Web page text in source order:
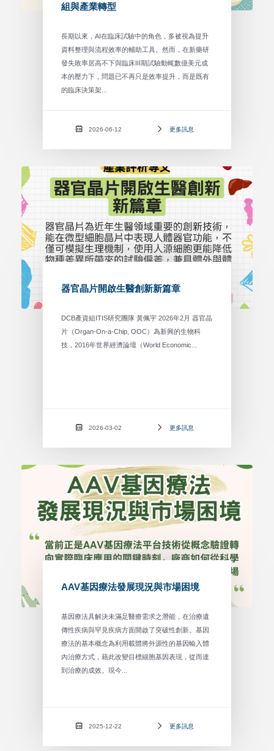
組與產業轉型
長期以來，AI在臨床試驗中的角色，多被視為提升
資料整理與流程效率的輔助工具。然而，在新藥研
發失敗率居高不下與臨床III期試驗動輒數億美元成
本的壓力下，問題已不再只是效率提升，而是既有
的臨床決策架...
2026-06-12 更多訊息
器官晶片開啟生醫創新新篇章
DCB產資組ITIS研究團隊 黃佩宇 2026年2月 器官晶
片（Organ-On-a-Chip, OOC）為新興的生物科
技，2016年世界經濟論壇（World Economic...
2026-03-02 更多訊息
AAV基因療法發展現況與市場困境
基因療法具解決未滿足醫療需求之潛能，在治療遺
傳性疾病與罕見疾病方面開啟了突破性創新。基因
療法的基本概念為利用載體將外源性的基因輸入體
內治療方式，藉此改變目標細胞基因表現，從而達
到治療的成效。現今...
2025-12-22 更多訊息